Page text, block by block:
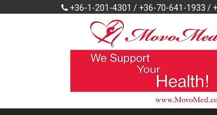
+36-1-201-4301 / +36-70-641-1933 /